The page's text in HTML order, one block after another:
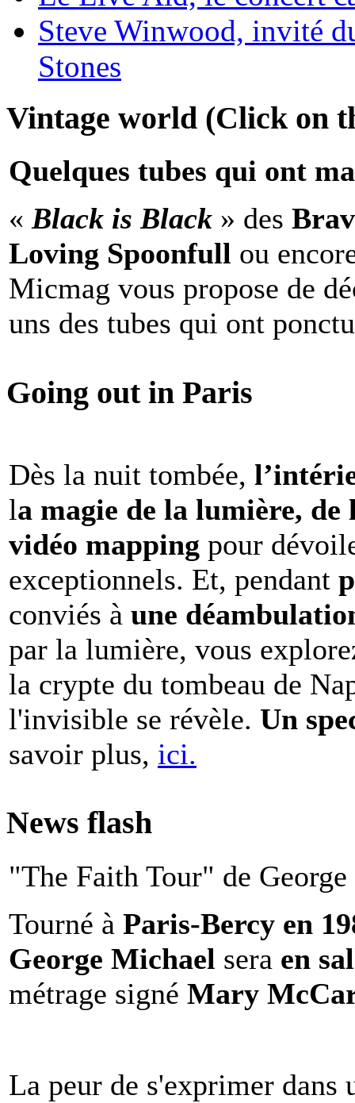
Steve Winwood, invité
Stones
Vintage world (Click on
Quelques tubes qui ont
« Black is Black » des
Loving Spoonfull ou
Micmag vous propose de
uns des tubes qui ont
Going out in Paris
Dès la nuit tombée,
la magie de la lumière,
vidéo mapping pour
exceptionnels. Et, pendant
conviés à une
par la lumière, vous
la crypte du tombeau de
l'invisible se révèle. Un
savoir plus, ici.
News flash
"The Faith Tour" de
Tourné à Paris-Bercy en
George Michael sera en
métrage signé Mary
La peur de s'exprimer dans